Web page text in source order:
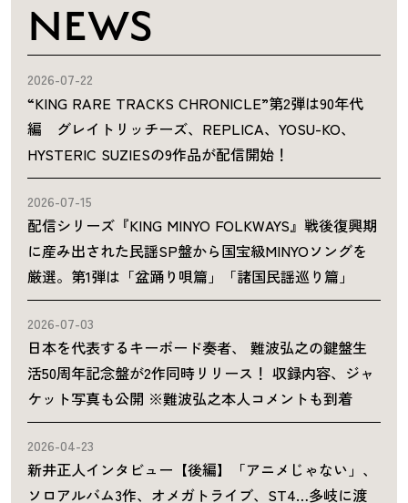
NEWS
2026-07-22
“KING RARE TRACKS CHRONICLE”第2弾は90年代
編 グレイトリッチーズ、REPLICA、YOSU-KO、
HYSTERIC SUZIESの9作品が配信開始！
2026-07-15
配信シリーズ『KING MINYO FOLKWAYS』戦後復興期
に産み出された民謡SP盤から国宝級MINYOソングを
厳選。第1弾は「盆踊り唄篇」「諸国民謡巡り篇」
2026-07-03
日本を代表するキーボード奏者、 難波弘之の鍵盤生
活50周年記念盤が2作同時リリース！ 収録内容、ジャ
ケット写真も公開 ※難波弘之本人コメントも到着
2026-04-23
新井正人インタビュー【後編】「アニメじゃない」、
ソロアルバム3作、オメガトライブ、ST4…多岐に渡